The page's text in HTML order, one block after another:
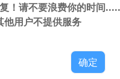
！请不要浪费你的时间
他用户不提供服务
确定